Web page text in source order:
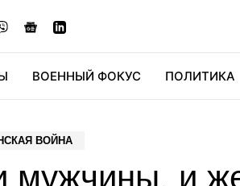
ВОЕННЫЙ ФОКУС ПОЛИТИКА
ВОЙНА
мужчины, и